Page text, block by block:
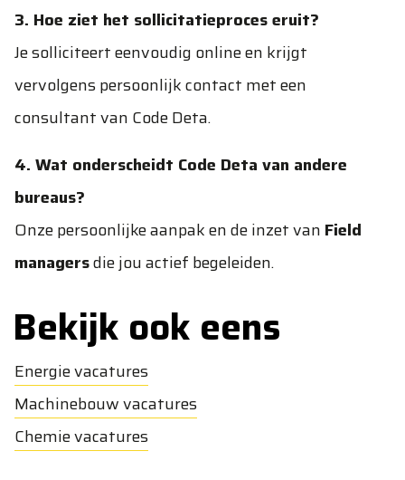
3. Hoe ziet het sollicitatieproces eruit?
Je solliciteert eenvoudig online en krijgt
vervolgens persoonlijk contact met een
consultant van Code Deta.
4. Wat onderscheidt Code Deta van andere
bureaus?
Onze persoonlijke aanpak en de inzet van Field
managersdie jou actief begeleiden.
Bekijk ook eens
Energie vacatures
Machinebouw vacatures
Chemie vacatures